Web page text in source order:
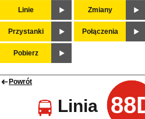
Linie Zmiany
Przystanki Połączenia
Pobierz
Powrót
Linia